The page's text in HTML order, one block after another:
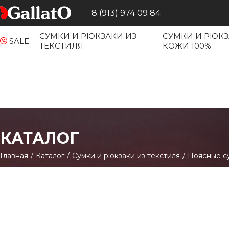
8 (913) 974 09 84
SALE
СУМКИ И РЮКЗАКИ ИЗ
ТЕКСТИЛЯ
СУМКИ И
КОЖИ 100%
КАТАЛОГ
Главная / Каталог / Сумки и рюкзаки из текстиля / Поясные